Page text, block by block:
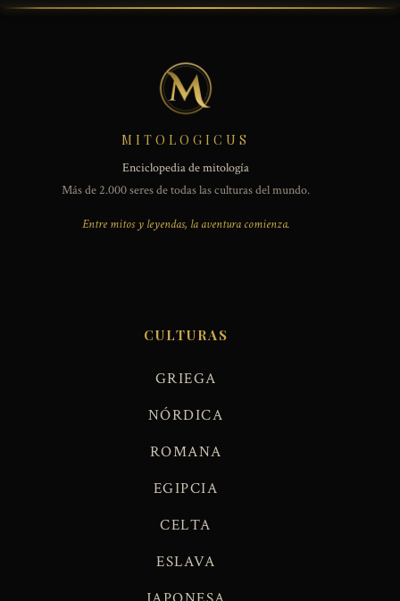
MITOLOGICUS
Enciclopedia de mitología
Más de 2.000 seres de todas las culturas del mundo.
Entre mitos y leyendas, la aventura comienza.
CULTURAS
GRIEGA
NÓRDICA
ROMANA
EGIPCIA
CELTA
ESLAVA